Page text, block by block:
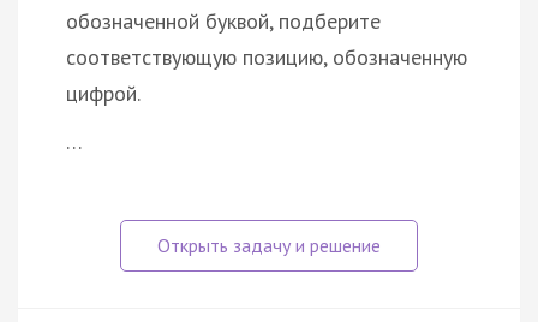
обозначенной буквой, подберите
соответствующую позицию, обозначенную
цифрой.
…